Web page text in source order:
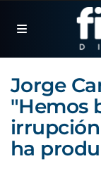
Jorge
"Hemos
ha